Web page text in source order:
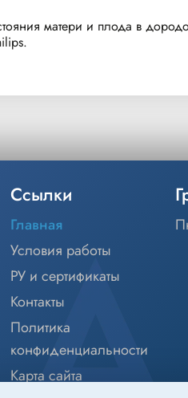
матери и плода в
Ссылки
Главная
Условия работы
РУ и сертификаты
Контакты
Политика
конфиденциальности
Карта сайта